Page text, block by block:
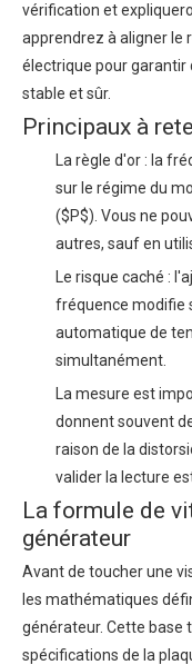
vérification et
apprendrez à aligner le
électrique pour
stable et sûr.
Principaux à
La règle d'or : la
sur le régime du
($P$). Vous ne
autres, sauf en
Le risque caché :
fréquence modifie
automatique de
simultanément.
La mesure est
donnent souvent
raison de la
valider la lecture
La formule de
générateur
Avant de toucher une
les mathématiques
générateur. Cette base
spécifications de la